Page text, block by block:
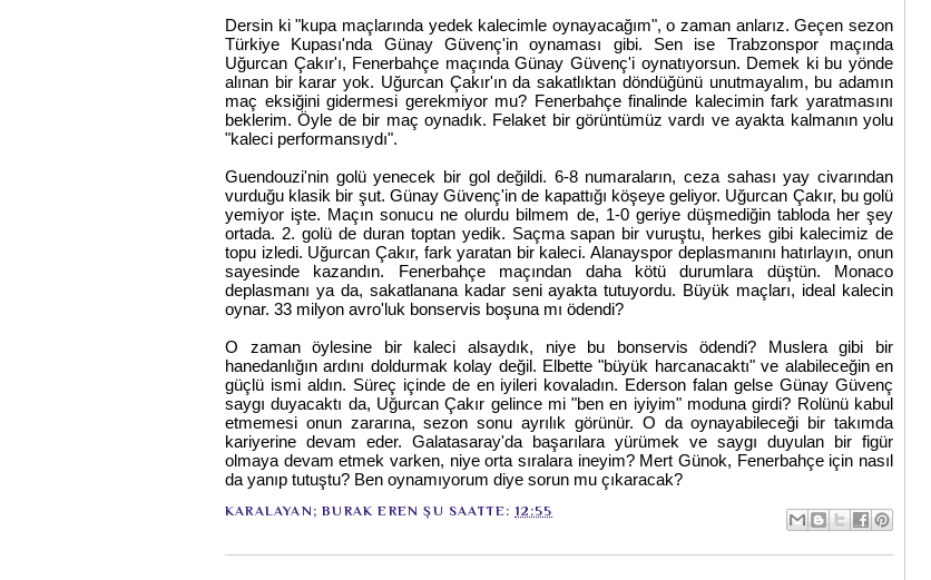
Dersin ki "kupa maçlarında yedek kalecimle oynayacağım", o zaman anlarız. Geçen sezon
Türkiye Kupası'nda Günay Güvenç'in oynaması gibi. Sen ise Trabzonspor maçında
Uğurcan Çakır'ı, Fenerbahçe maçında Günay Güvenç'i oynatıyorsun. Demek ki bu yönde
alınan bir karar yok. Uğurcan Çakır'ın da sakatlıktan döndüğünü unutmayalım, bu adamın
maç eksiğini gidermesi gerekmiyor mu? Fenerbahçe finalinde kalecimin fark yaratmasını
beklerim. Öyle de bir maç oynadık. Felaket bir görüntümüz vardı ve ayakta kalmanın yolu
"kaleci performansıydı".
Guendouzi'nin golü yenecek bir gol değildi. 6-8 numaraların, ceza sahası yay civarından
vurduğu klasik bir şut. Günay Güvenç'in de kapattığı köşeye geliyor. Uğurcan Çakır, bu golü
yemiyor işte. Maçın sonucu ne olurdu bilmem de, 1-0 geriye düşmediğin tabloda her şey
ortada. 2. golü de duran toptan yedik. Saçma sapan bir vuruştu, herkes gibi kalecimiz de
topu izledi. Uğurcan Çakır, fark yaratan bir kaleci. Alanayspor deplasmanını hatırlayın, onun
sayesinde kazandın. Fenerbahçe maçından daha kötü durumlara düştün. Monaco
deplasmanı ya da, sakatlanana kadar seni ayakta tutuyordu. Büyük maçları, ideal kalecin
oynar. 33 milyon avro'luk bonservis boşuna mı ödendi?
O zaman öylesine bir kaleci alsaydık, niye bu bonservis ödendi? Muslera gibi bir
hanedanlığın ardını doldurmak kolay değil. Elbette "büyük harcanacaktı" ve alabileceğin en
güçlü ismi aldın. Süreç içinde de en iyileri kovaladın. Ederson falan gelse Günay Güvenç
saygı duyacaktı da, Uğurcan Çakır gelince mi "ben en iyiyim" moduna girdi? Rolünü kabul
etmemesi onun zararına, sezon sonu ayrılık görünür. O da oynayabileceği bir takımda
kariyerine devam eder. Galatasaray'da başarılara yürümek ve saygı duyulan bir figür
olmaya devam etmek varken, niye orta sıralara ineyim? Mert Günok, Fenerbahçe için nasıl
da yanıp tutuştu? Ben oynamıyorum diye sorun mu çıkaracak?
KARALAYAN;BURAK EREN ŞU SAATTE:12:55